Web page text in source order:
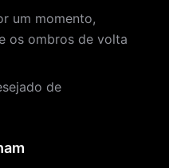
um momento,
os ombros de volta
de